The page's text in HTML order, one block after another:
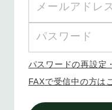
パスワードの再設定
FAXで受信中の方は